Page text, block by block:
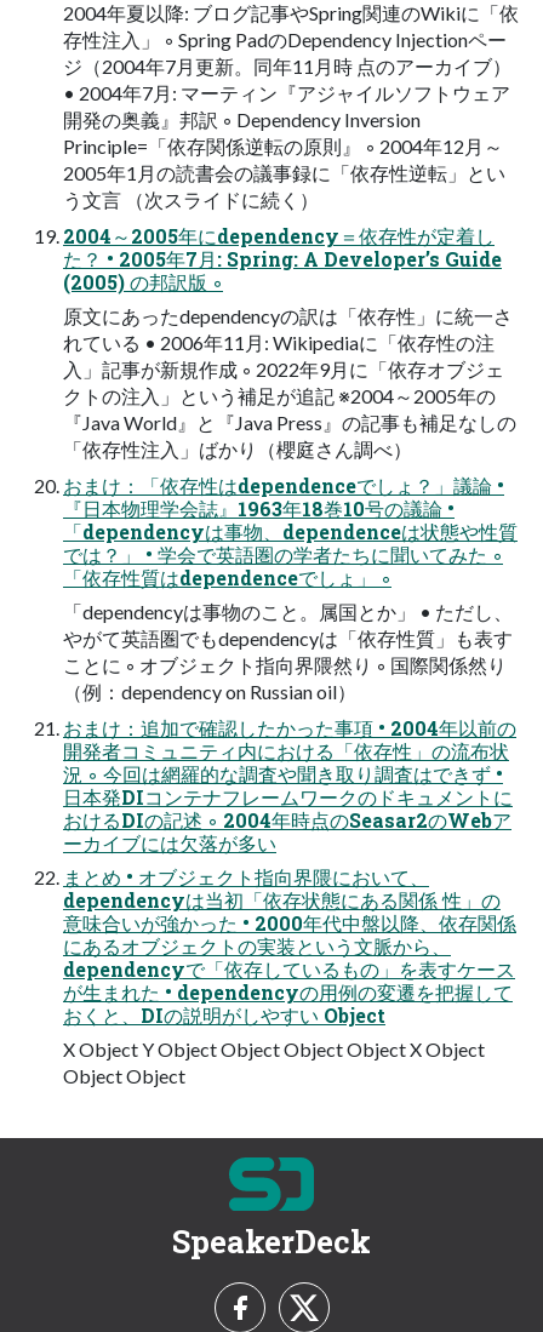
2004年夏以降: ブログ記事やSpring関連のWikiに「依
存性注入」 ◦ Spring PadのDependency Injectionペー
ジ（2004年7月更新。同年11月時 点のアーカイブ）
• 2004年7月: マーティン『アジャイルソフトウェア
開発の奥義』邦訳 ◦ Dependency Inversion
Principle=「依存関係逆転の原則』 ◦ 2004年12月～
2005年1月の読書会の議事録に「依存性逆転」とい
う文言 （次スライドに続く）
2004～2005年にdependency＝依存性が定着し
た？ • 2005年7月: Spring: A Developer’s Guide
(2005) の邦訳版 ◦
原文にあったdependencyの訳は「依存性」に統一さ
れている • 2006年11月: Wikipediaに「依存性の注
入」記事が新規作成 ◦ 2022年9月に「依存オブジェ
クトの注入」という補足が追記 ※2004～2005年の
『Java World』と『Java Press』の記事も補足なしの
「依存性注入」ばかり（櫻庭さん調べ）
おまけ：「依存性はdependenceでしょ？」議論 •
『日本物理学会誌』1963年18巻10号の議論 •
「dependencyは事物、dependenceは状態や性質
では？」 • 学会で英語圏の学者たちに聞いてみた ◦
「依存性質はdependenceでしょ」 ◦
「dependencyは事物のこと。属国とか」 • ただし、
やがて英語圏でもdependencyは「依存性質」も表す
ことに ◦ オブジェクト指向界隈然り ◦ 国際関係然り
（例：dependency on Russian oil）
おまけ：追加で確認したかった事項 • 2004年以前の
開発者コミュニティ内における「依存性」の流布状
況 ◦ 今回は網羅的な調査や聞き取り調査はできず •
日本発DIコンテナフレームワークのドキュメントに
おけるDIの記述 ◦ 2004年時点のSeasar2のWebア
ーカイブには欠落が多い
まとめ • オブジェクト指向界隈において、
dependencyは当初「依存状態にある関係 性」の
意味合いが強かった • 2000年代中盤以降、依存関係
にあるオブジェクトの実装という文脈から、
dependencyで「依存しているもの」を表すケース
が生まれた • dependencyの用例の変遷を把握して
おくと、DIの説明がしやすい Object
X Object Y Object Object Object Object X Object
Object Object
SpeakerDeck